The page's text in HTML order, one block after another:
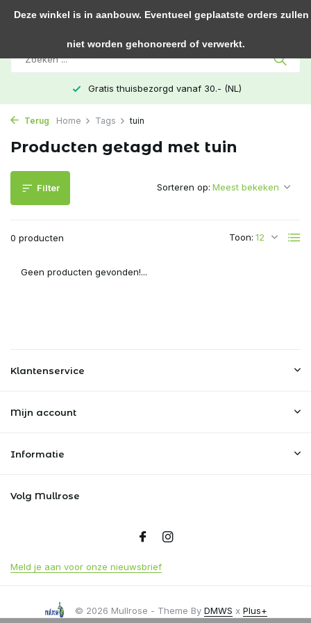
Gratis thuisbezorgd vanaf 30.- (NL)
Terug Home Tags tuin
Producten getagd met tuin
Filter
0 producten Toon:
Sorteren op:
Geen producten gevonden!...
Klantenservice
Mijn account
Informatie
Volg Mullrose
Meld je aan voor onze nieuwsbrief
© 2026 Mullrose - Theme By DMWS x Plus+
Deze winkel is in aanbouw. Eventueel geplaatste orders zullen
niet worden gehonoreerd of verwerkt.